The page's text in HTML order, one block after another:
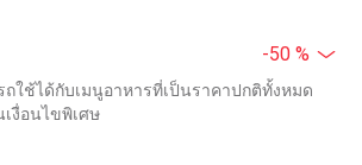
-50 %
ใช้ได้กับเมนูอาหารที่เป็นราคาปกติทั้งหมด
เงื่อนไขพิเศษ